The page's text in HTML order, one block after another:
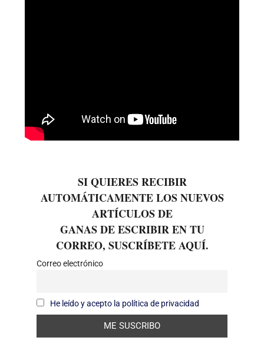
SI QUIERES RECIBIR
AUTOMÁTICAMENTE LOS NUEVOS
ARTÍCULOS DE
GANAS DE ESCRIBIR EN TU
CORREO, SUSCRÍBETE AQUÍ.
Correo electrónico
He leído y acepto la política de privacidad